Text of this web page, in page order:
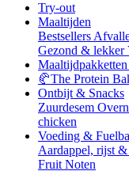
Try-out
Maaltijden
Bestsellers
Gezond & lekker
Maaltijdpakketten
🥐The Protein
Ontbijt & Snacks
Zuurdesem
chicken
Voeding &
Aardappel, rijst &
Fruit Noten